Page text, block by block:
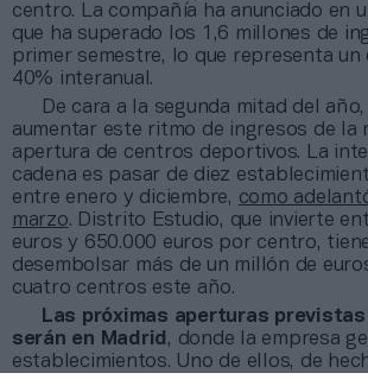
centro. La compañía ha anunciado en
que ha superado los 1,6 millones de
primer semestre, lo que representa un
40% interanual.
De cara a la segunda mitad del
aumentar este ritmo de ingresos de la
apertura de centros deportivos. La
cadena es pasar de diez
entre enero y diciembre, como
marzo. Distrito Estudio, que invierte
euros y 650.000 euros por centro,
desembolsar más de un millón de
cuatro centros este año.
Las próximas aperturas
serán en Madrid , donde la empresa
establecimientos. Uno de ellos, de